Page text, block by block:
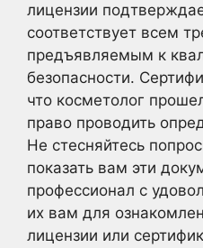
лицензии
соответствует всем
предъявляемым к
безопасности.
что косметолог
право проводить
Не стесняйтесь
показать вам эти
профессионал с
их вам для
лицензии или